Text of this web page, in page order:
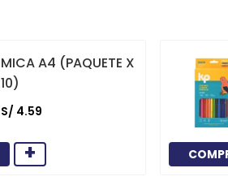
MICA A4 (PAQUETE X
10)
S/ 4.59
+